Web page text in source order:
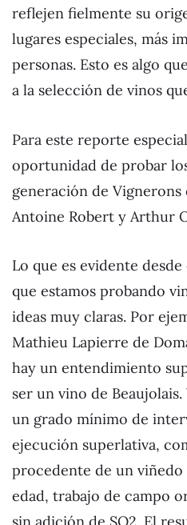
reflejen fielmente su
lugares especiales, más
personas. Esto es algo
a la selección de vinos
Para este reporte
oportunidad de probar
generación de
Antoine Robert y Arthur
Lo que es evidente
que estamos probando
ideas muy claras. Por
Mathieu Lapierre de
hay un entendimiento
ser un vino de
un grado mínimo de
ejecución superlativa,
procedente de un viñedo
edad, trabajo de campo